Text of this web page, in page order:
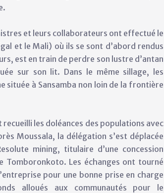
et leurs collaborateurs ont effectué le
et le Mali) où ils se sont d’abord rendus
est en train de perdre son lustre d’antan
sur son lit. Dans le même sillage, les
à Sansamba non loin de la frontière
les doléances des populations avec
Moussala, la délégation s’est déplacée
mining, titulaire d’une concession
Tomboronkoto. Les échanges ont tourné
pour une bonne prise en charge
alloués aux communautés pour le